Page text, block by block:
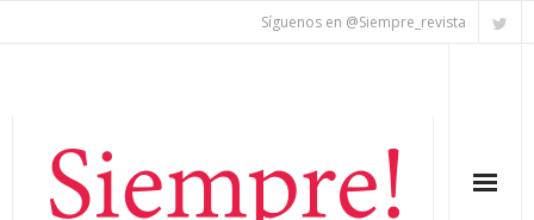
Síguenos en @Siempre_revista